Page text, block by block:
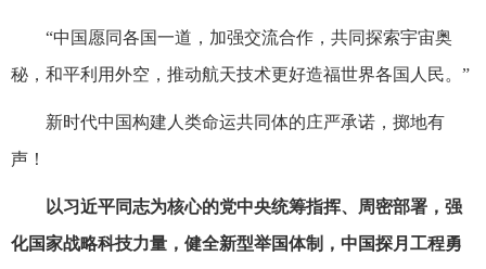
“中国愿同各国一道，加强交流合作，共同探索宇宙奥
秘，和平利用外空，推动航天技术更好造福世界各国人民。”
新时代中国构建人类命运共同体的庄严承诺，掷地有
声！
以习近平同志为核心的党中央统筹指挥、周密部署，强
化国家战略科技力量，健全新型举国体制，中国探月工程勇